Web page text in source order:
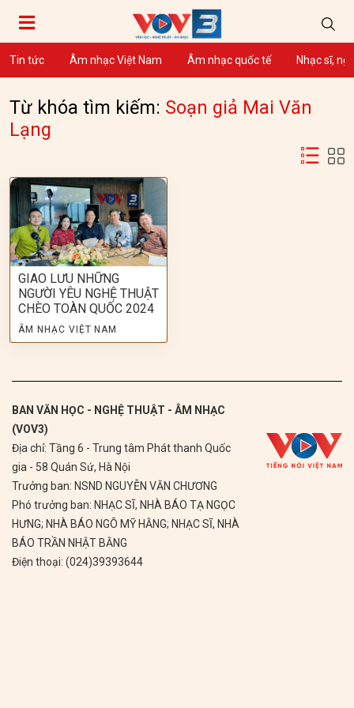
Tin tức Âm nhạc Việt Nam Âm nhạc quốc tế Nhạc sĩ,
Từ khóa tìm kiếm: Soạn giả Mai Văn
Lạng
GIAO LƯU NHỮNG
NGƯỜI YÊU NGHỆ THUẬT
CHÈO TOÀN QUỐC 2024
ÂM NHẠC VIỆT NAM
BAN VĂN HỌC - NGHỆ THUẬT - ÂM NHẠC
(VOV3)
Địa chỉ: Tầng 6 - Trung tâm Phát thanh Quốc
gia - 58 Quán Sứ, Hà Nội
Trưởng ban: NSND NGUYỄN VĂN CHƯƠNG
Phó trưởng ban: NHẠC SĨ, NHÀ BÁO TẠ NGỌC
HƯNG; NHÀ BÁO NGÔ MỸ HẰNG; NHẠC SĨ, NHÀ
BÁO TRẦN NHẬT BẰNG
Điện thoại: (024)39393644